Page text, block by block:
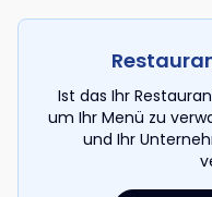
Ist das Ihr
um Ihr Menü zu
und Ihr